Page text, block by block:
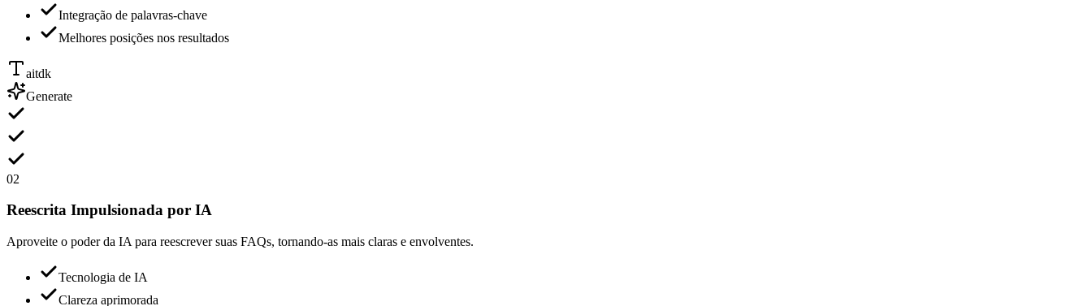
Integração de palavras-chave
Melhores posições nos resultados
aitdk
Generate
02
Reescrita Impulsionada por IA
Aproveite o poder da IA para reescrever suas FAQs, tornando-as mais claras e envolventes.
Tecnologia de IA
Clareza aprimorada